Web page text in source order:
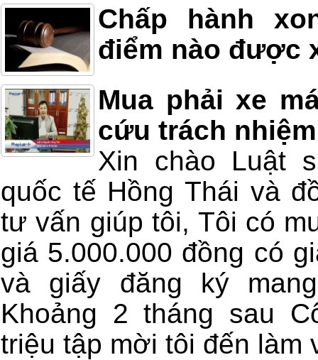
Chấp hành
điểm nào được
Mua phải xe
cứu trách
Xin chào Luật
quốc tế Hồng Thái và
tư vấn giúp tôi, Tôi có
giá 5.000.000 đồng có
và giấy đăng ký
Khoảng 2 tháng sau
triệu tập mời tôi đến làm